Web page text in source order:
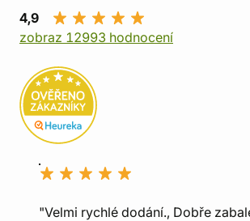
4,9
zobraz 12993 hodnocení
"Velmi rychlé dodání., Dobře